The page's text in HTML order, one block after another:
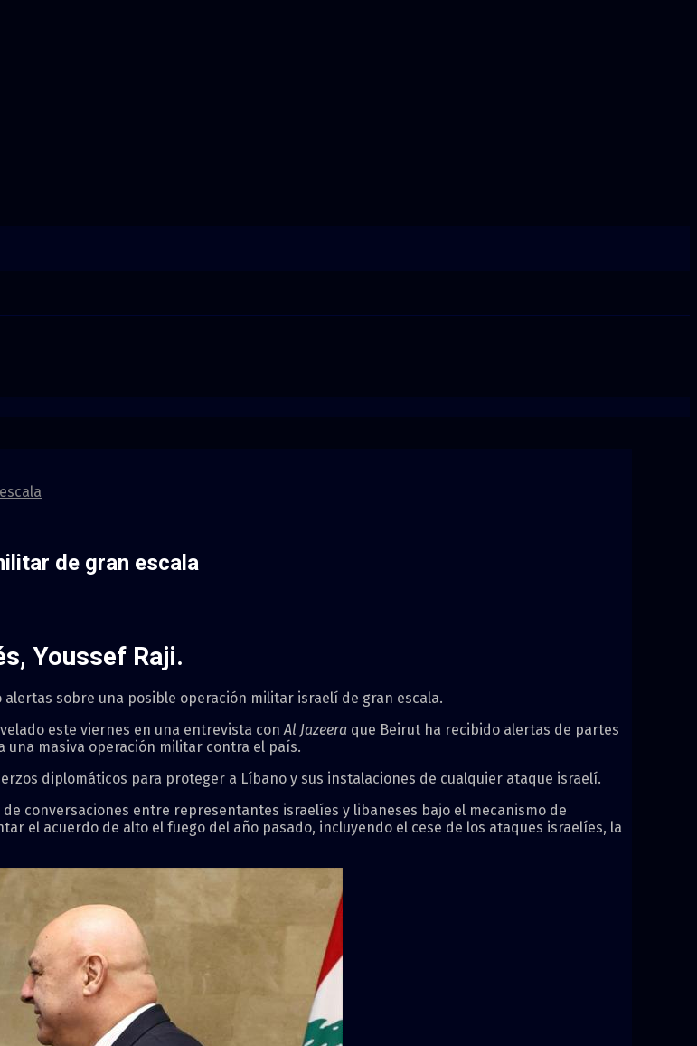
de gran escala
Youssef Raji.
sobre una posible operación militar israelí de gran escala.
este viernes en una entrevista con Al Jazeera que Beirut ha recibido alertas de partes
masiva operación militar contra el país.
diplomáticos para proteger a Líbano y sus instalaciones de cualquier ataque israelí.
conversaciones entre representantes israelíes y libaneses bajo el mecanismo de
el acuerdo de alto el fuego del año pasado, incluyendo el cese de los ataques israelíes, la